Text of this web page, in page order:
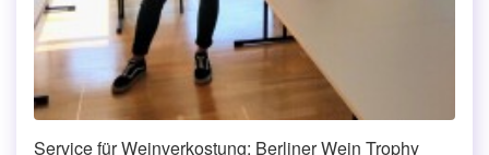
Service für Weinverkostung: Berliner Wein Trophy